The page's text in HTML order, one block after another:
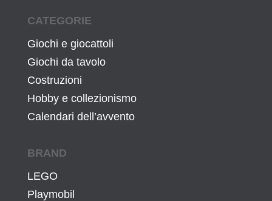
CATEGORIE
Giochi e giocattoli
Giochi da tavolo
Costruzioni
Hobby e collezionismo
Calendari dell’avvento
BRAND
LEGO
Playmobil